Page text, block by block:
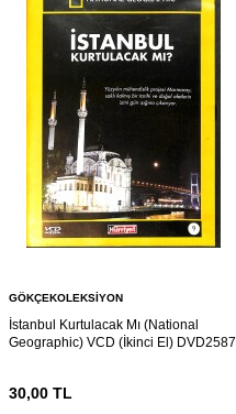
GÖKÇEKOLEKSIYON
İstanbul Kurtulacak Mı (National
Geographic) VCD (İkinci El) DVD2587
30,00 TL